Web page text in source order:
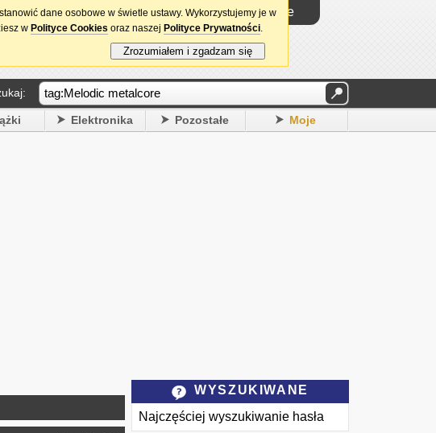
Logowanie
Elektronika Pozostałe Moje
WYSZUKIWANE
Najczęściej wyszukiwanie hasła
dane osobowe w świetle ustawy. Wykorzystujemy je w
w Polityce Cookies oraz naszej Polityce Prywatności.
Zrozumiałem i zgadzam się